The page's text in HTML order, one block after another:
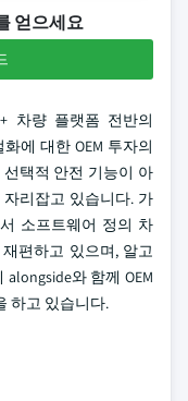
얻으세요
차량 플랫폼 전반의
에 대한 OEM 투자의
택적 안전 기능이 아
리잡고 있습니다. 가
소프트웨어 정의 차
편하고 있으며, 알고
와 함께 OEM
하고 있습니다.